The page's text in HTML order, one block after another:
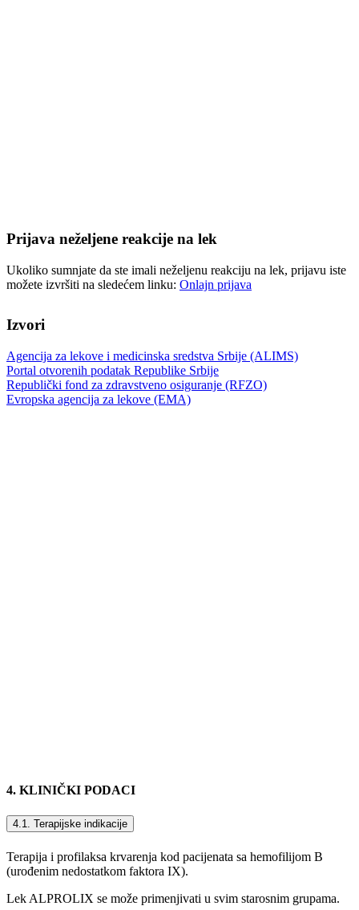
Prijava neželjene reakcije na lek
Ukoliko sumnjate da ste imali neželjenu reakciju na lek, prijavu iste
možete izvršiti na sledećem linku: Onlajn prijava
Izvori
Agencija za lekove i medicinska sredstva Srbije (ALIMS)
Portal otvorenih podatak Republike Srbije
Republički fond za zdravstveno osiguranje (RFZO)
Evropska agencija za lekove (EMA)
4. KLINIČKI PODACI
4.1. Terapijske indikacije
Terapija i profilaksa krvarenja kod pacijenata sa hemofilijom B
(urođenim nedostatkom faktora IX).
Lek ALPROLIX se može primenjivati u svim starosnim grupama.